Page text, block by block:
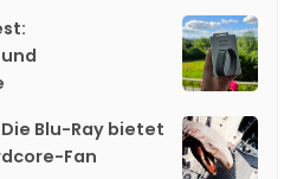
Blu-Ray bietet
Fan